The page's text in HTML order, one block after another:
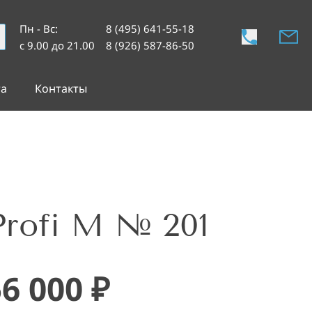
Пн - Вс:
с 9.00 до 21.00
8 (495) 641-55-18
8 (926) 587-86-50
Контакты
M № 201
000 ₽